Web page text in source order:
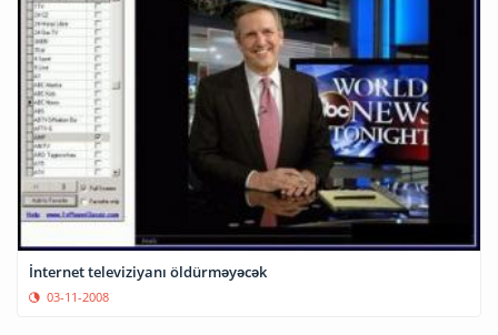
İnternet televiziyanı öldürməyəcək
03-11-2008